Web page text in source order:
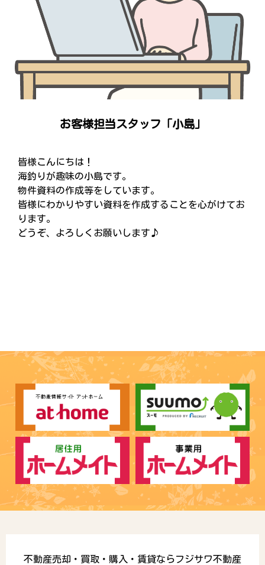
お客様担当スタッフ「小島」
皆様こんにちは！
海釣りが趣味の小島です。
物件資料の作成等をしています。
皆様にわかりやすい資料を作成することを心がけてお
ります。
どうぞ、よろしくお願いします♪
不動産売却・買取・購入・賃貸ならフジサワ不動産